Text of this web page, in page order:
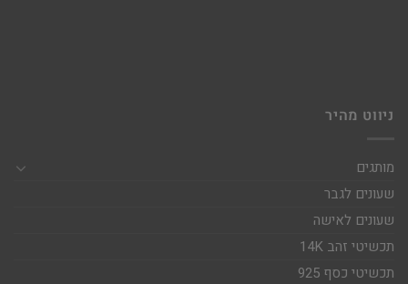
ניווט מהיר
מותגים
שעונים לגבר
שעונים לאישה
תכשיטי זהב 14K
תכשיטי כסף 925